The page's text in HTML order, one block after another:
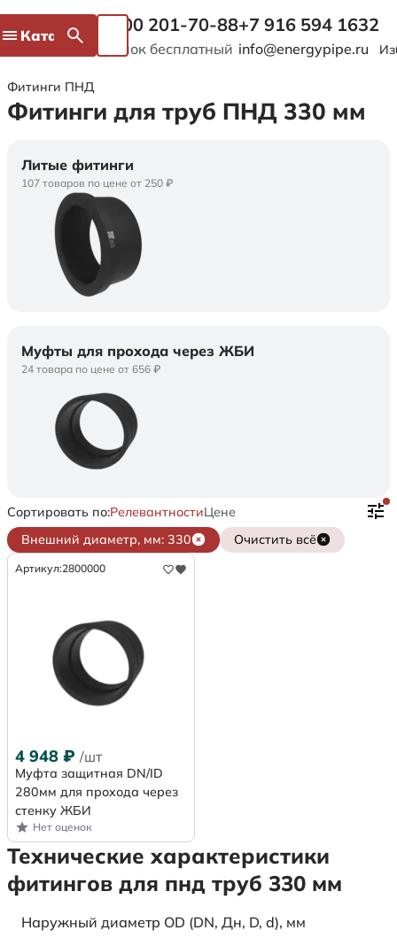
Каталог 8 800 201-70-88
Звонок бесплатный
+7 916 594 1632
info@energypipe.ru
Фитинги ПНД
Фитинги для труб ПНД 330 мм
Литые фитинги
107 товаров по цене от 250 ₽
Муфты для прохода через ЖБИ
24 товара по цене от 656 ₽
Сортировать по:РелевантностиЦене
Внешний диаметр, мм: 330
Очистить всё
Артикул:2800000
4 948 ₽ /шт
Муфта защитная DN/ID
280мм для прохода через
стенку ЖБИ
Нет оценок
Технические характеристики
фитингов для пнд труб 330 мм
Наружный диаметр OD (DN, Дн, D, d), мм